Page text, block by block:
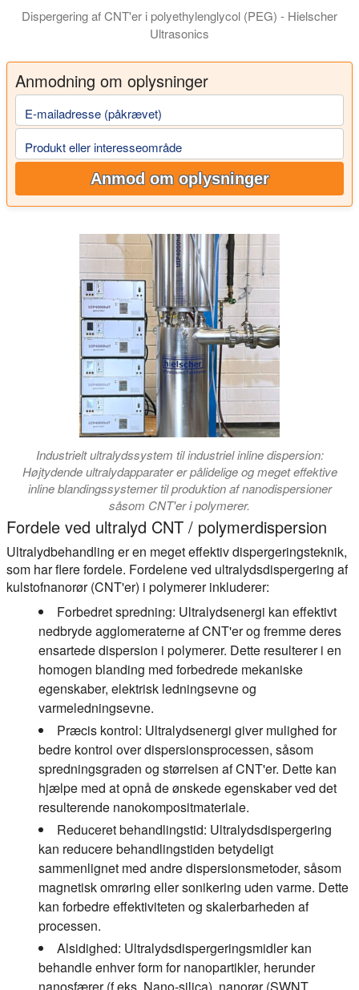
Dispergering af CNT'er i polyethylenglycol (PEG) - Hielscher
Ultrasonics
Anmodning om oplysninger
E-mailadresse (påkrævet)
Produkt eller interesseområde
Anmod om oplysninger
Industrielt ultralydssystem til industriel inline dispersion:
Højtydende ultralydapparater er pålidelige og meget effektive
inline blandingssystemer til produktion af nanodispersioner
såsom CNT'er i polymerer.
Fordele ved ultralyd CNT / polymerdispersion
Ultralydbehandling er en meget effektiv dispergeringsteknik,
som har flere fordele. Fordelene ved ultralydsdispergering af
kulstofnanorør (CNT'er) i polymerer inkluderer:
Forbedret spredning: Ultralydsenergi kan effektivt
nedbryde agglomeraterne af CNT'er og fremme deres
ensartede dispersion i polymerer. Dette resulterer i en
homogen blanding med forbedrede mekaniske
egenskaber, elektrisk ledningsevne og
varmeledningsevne.
Præcis kontrol: Ultralydsenergi giver mulighed for
bedre kontrol over dispersionsprocessen, såsom
spredningsgraden og størrelsen af CNT'er. Dette kan
hjælpe med at opnå de ønskede egenskaber ved det
resulterende nanokompositmateriale.
Reduceret behandlingstid: Ultralydsdispergering
kan reducere behandlingstiden betydeligt
sammenlignet med andre dispersionsmetoder, såsom
magnetisk omrøring eller sonikering uden varme. Dette
kan forbedre effektiviteten og skalerbarheden af
processen.
Alsidighed: Ultralydsdispergeringsmidler kan
behandle enhver form for nanopartikler, herunder
nanosfærer (f.eks. Nano-silica), nanorør (SWNT,